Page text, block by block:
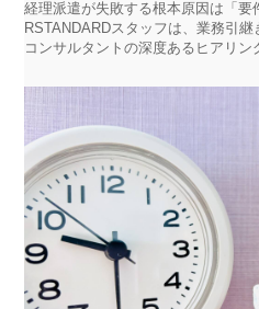
スタッフ
経理派遣が失敗する根本原因は「要
RSTANDARDスタッフは、業務引
コンサルタントの深度あるヒアリ